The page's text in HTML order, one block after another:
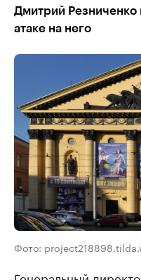
Дмитрий Резниченко
атаке на него
Фото: